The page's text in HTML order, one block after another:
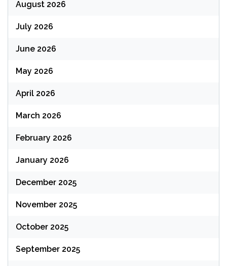
August 2026
July 2026
June 2026
May 2026
April 2026
March 2026
February 2026
January 2026
December 2025
November 2025
October 2025
September 2025